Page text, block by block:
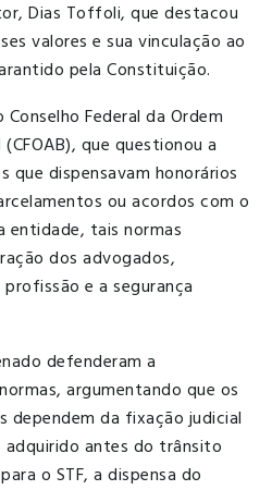
Dias Toffoli, que destacou
valores e sua vinculação ao
pela Constituição.
Federal da Ordem
que questionou a
que dispensavam honorários
ou acordos com o
entidade, tais normas
dos advogados,
e a segurança
defenderam a
argumentando que os
dependem da fixação judicial
antes do trânsito
o STF, a dispensa do